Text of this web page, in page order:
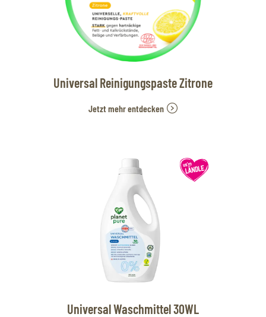
Universal Reinigungspaste Zitrone
Jetzt mehr entdecken
Universal Waschmittel 30WL